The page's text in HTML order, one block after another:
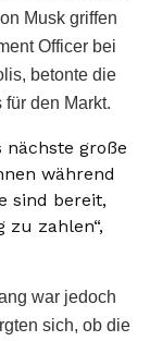
Musk griffen
Officer bei
betonte die
den Markt.
nächste große
während
sind bereit,
zahlen“,
war jedoch
sich, ob die